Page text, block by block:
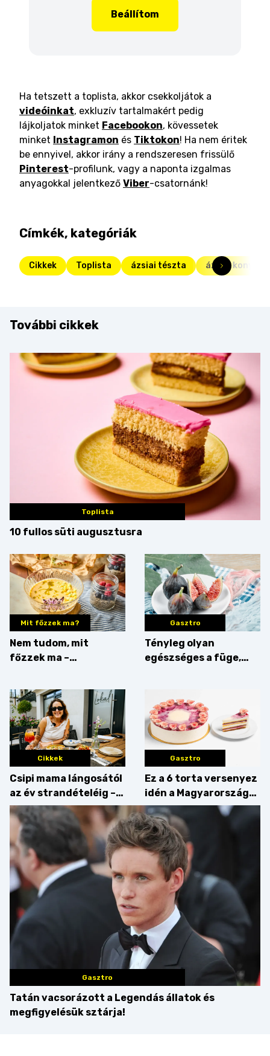
Beállítom
Ha tetszett a toplista, akkor csekkoljátok a
videóinkat, exkluzív tartalmakért pedig
lájkoljatok minket Facebookon, kövessetek
minket Instagramon és Tiktokon! Ha nem éritek
be ennyivel, akkor irány a rendszeresen frissülő
Pinterest-profilunk, vagy a naponta izgalmas
anyagokkal jelentkező Viber-csatornánk!
Címkék, kategóriák
Cikkek Toplista ázsiai tészta ázsiai konyha
További cikkek
Toplista
10 fullos süti augusztusra
Mit főzzek ma?
Nem tudom, mit
főzzek ma –
Gasztro
Tényleg olyan
egészséges a füge,
Cikkek
Csipi mama lángosától
az év strandételéig –
idén is felzabáltuk a
Balaton déli partját
Gasztro
Ez a 6 torta versenyez
idén a Magyarország
tortája címért
Gasztro
Tatán vacsorázott a Legendás állatok és
megfigyelésük sztárja!